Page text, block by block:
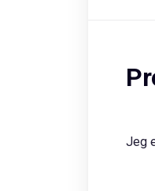
Jeg